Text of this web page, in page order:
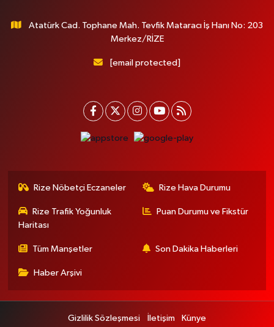
Atatürk Cad. Tophane Mah. Tevfik Mataracı İş Hanı No: 203
Merkez/RİZE
[email protected]
Rize Nöbetçi Eczaneler Rize Hava Durumu
Rize Trafik Yoğunluk
Haritası
Puan Durumu ve Fikstür
Tüm Manşetler Son Dakika Haberleri
Haber Arşivi
Gizlilik Sözleşmesi İletişim Künye